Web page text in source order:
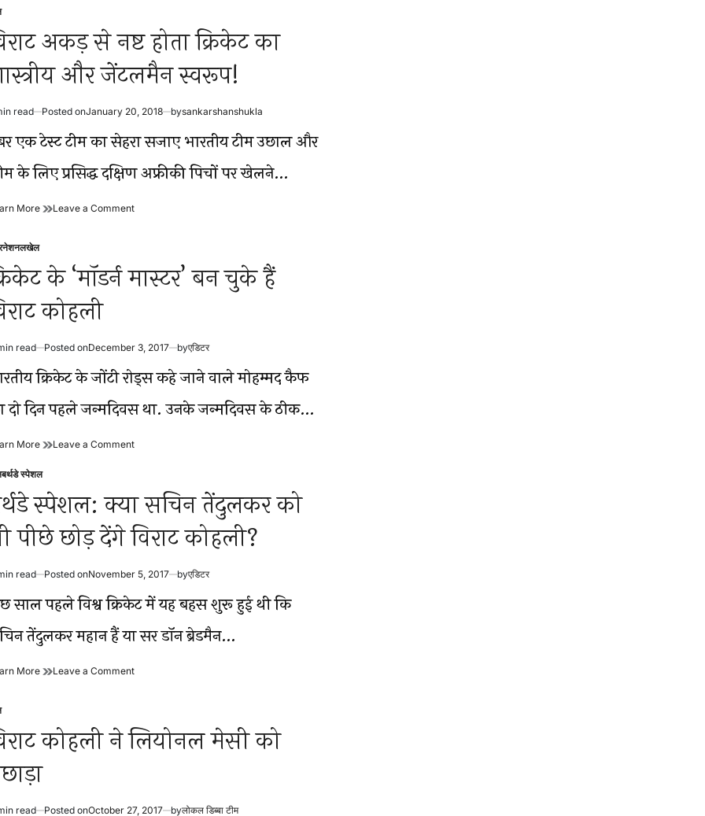
बड़े
गए
हैं
कोहली..!
भी
हो
गए
विराट
अकड़ से नष्ट होता क्रिकेट का
और जेंटलमैन स्वरूप!
read Posted onJanuary 20, 2018 bysankarshanshukla
एक टेस्ट टीम का सेहरा सजाए भारतीय टीम उछाल और
के लिए प्रसिद्ध दक्षिण अफ्रीकी पिचों पर खेलने…
More विराट
होता
क्रिकेट
शास्त्रीय
और
स्वरूप!
Leave a Commenton
होता
जेंटलमैन
खेल
के ‘मॉडर्न मास्टर’ बन चुके हैं
कोहली
read Posted onDecember 3, 2017 byएडिटर
क्रिकेट के जोंटी रोड्स कहे जाने वाले मोहम्मद कैफ
दो दिन पहले जन्मदिवस था. उनके जन्मदिवस के ठीक…
More क्रिकेट
‘मॉडर्न
बन
चुके
हैं
विराट
Leave a Commenton
मास्टर’
बन
चुके
कोहली
बर्थडे स्पेशल
स्पेशल: क्या सचिन तेंदुलकर को
पीछे छोड़ देंगे विराट कोहली?
read Posted onNovember 5, 2017 byएडिटर
साल पहले विश्व क्रिकेट में यह बहस शुरू हुई थी कि
तेंदुलकर महान हैं या सर डॉन ब्रेडमैन…
More बर्थडे
तेंदुलकर
को
पीछे
विराट
Leave a Commenton
सचिन
तेंदुलकर
देंगे
कोहली ने लियोनल मेसी को
read Posted onOctober 27, 2017 byलोकल डिब्बा टीम